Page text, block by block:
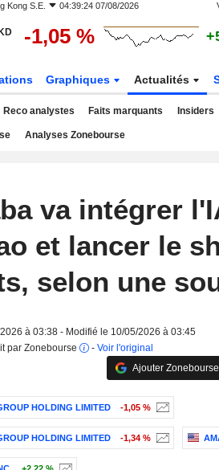
Kong S.E. 04:39:24 07/08/2026
-1,05 %
Graphiques Actualités
Reco analystes Faits marquants Insiders
Analyses Zonebourse
va intégrer
et lancer le
selon une
à 03:38 - Modifié le 10/05/2026 à 03:45
par Zonebourse
- Voir l'original
Ajouter
HOLDING LIMITED -1,05 %
HOLDING LIMITED -1,34 %